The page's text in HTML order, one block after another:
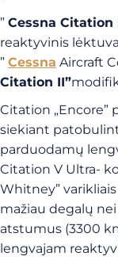
” Cessna Citation
reaktyvinis
” Cessna Aircraft
Citation II”
Citation „Encore”
siekiant
parduodamų
Citation V Ultra-
Whitney”
mažiau degalų nei
atstumus (3300
lengvajam